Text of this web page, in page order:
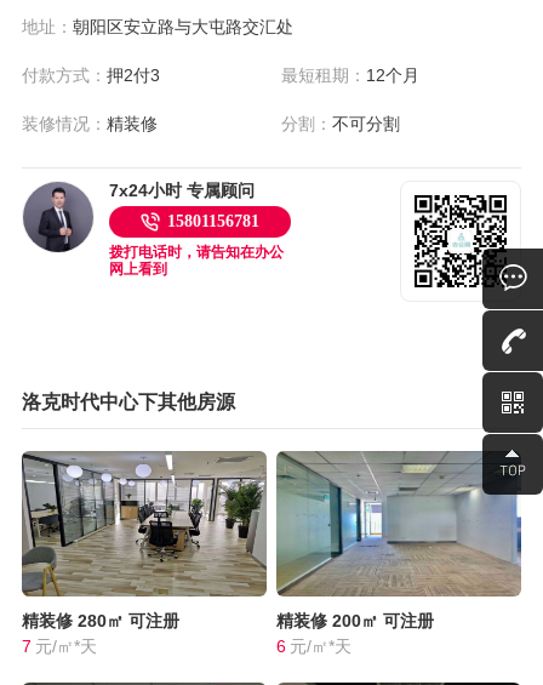
地址： 朝阳区安立路与大屯路交汇处
付款方式： 押2付3 最短租期： 12个月
装修情况： 精装修 分割：不可分割
7x24小时 专属顾问
15801156781
拨打电话时，请告知在办公
网上看到
洛克时代中心下其他房源
精装修 280㎡ 可注册
7 元/㎡*天
精装修 200㎡ 可注册
6 元/㎡*天